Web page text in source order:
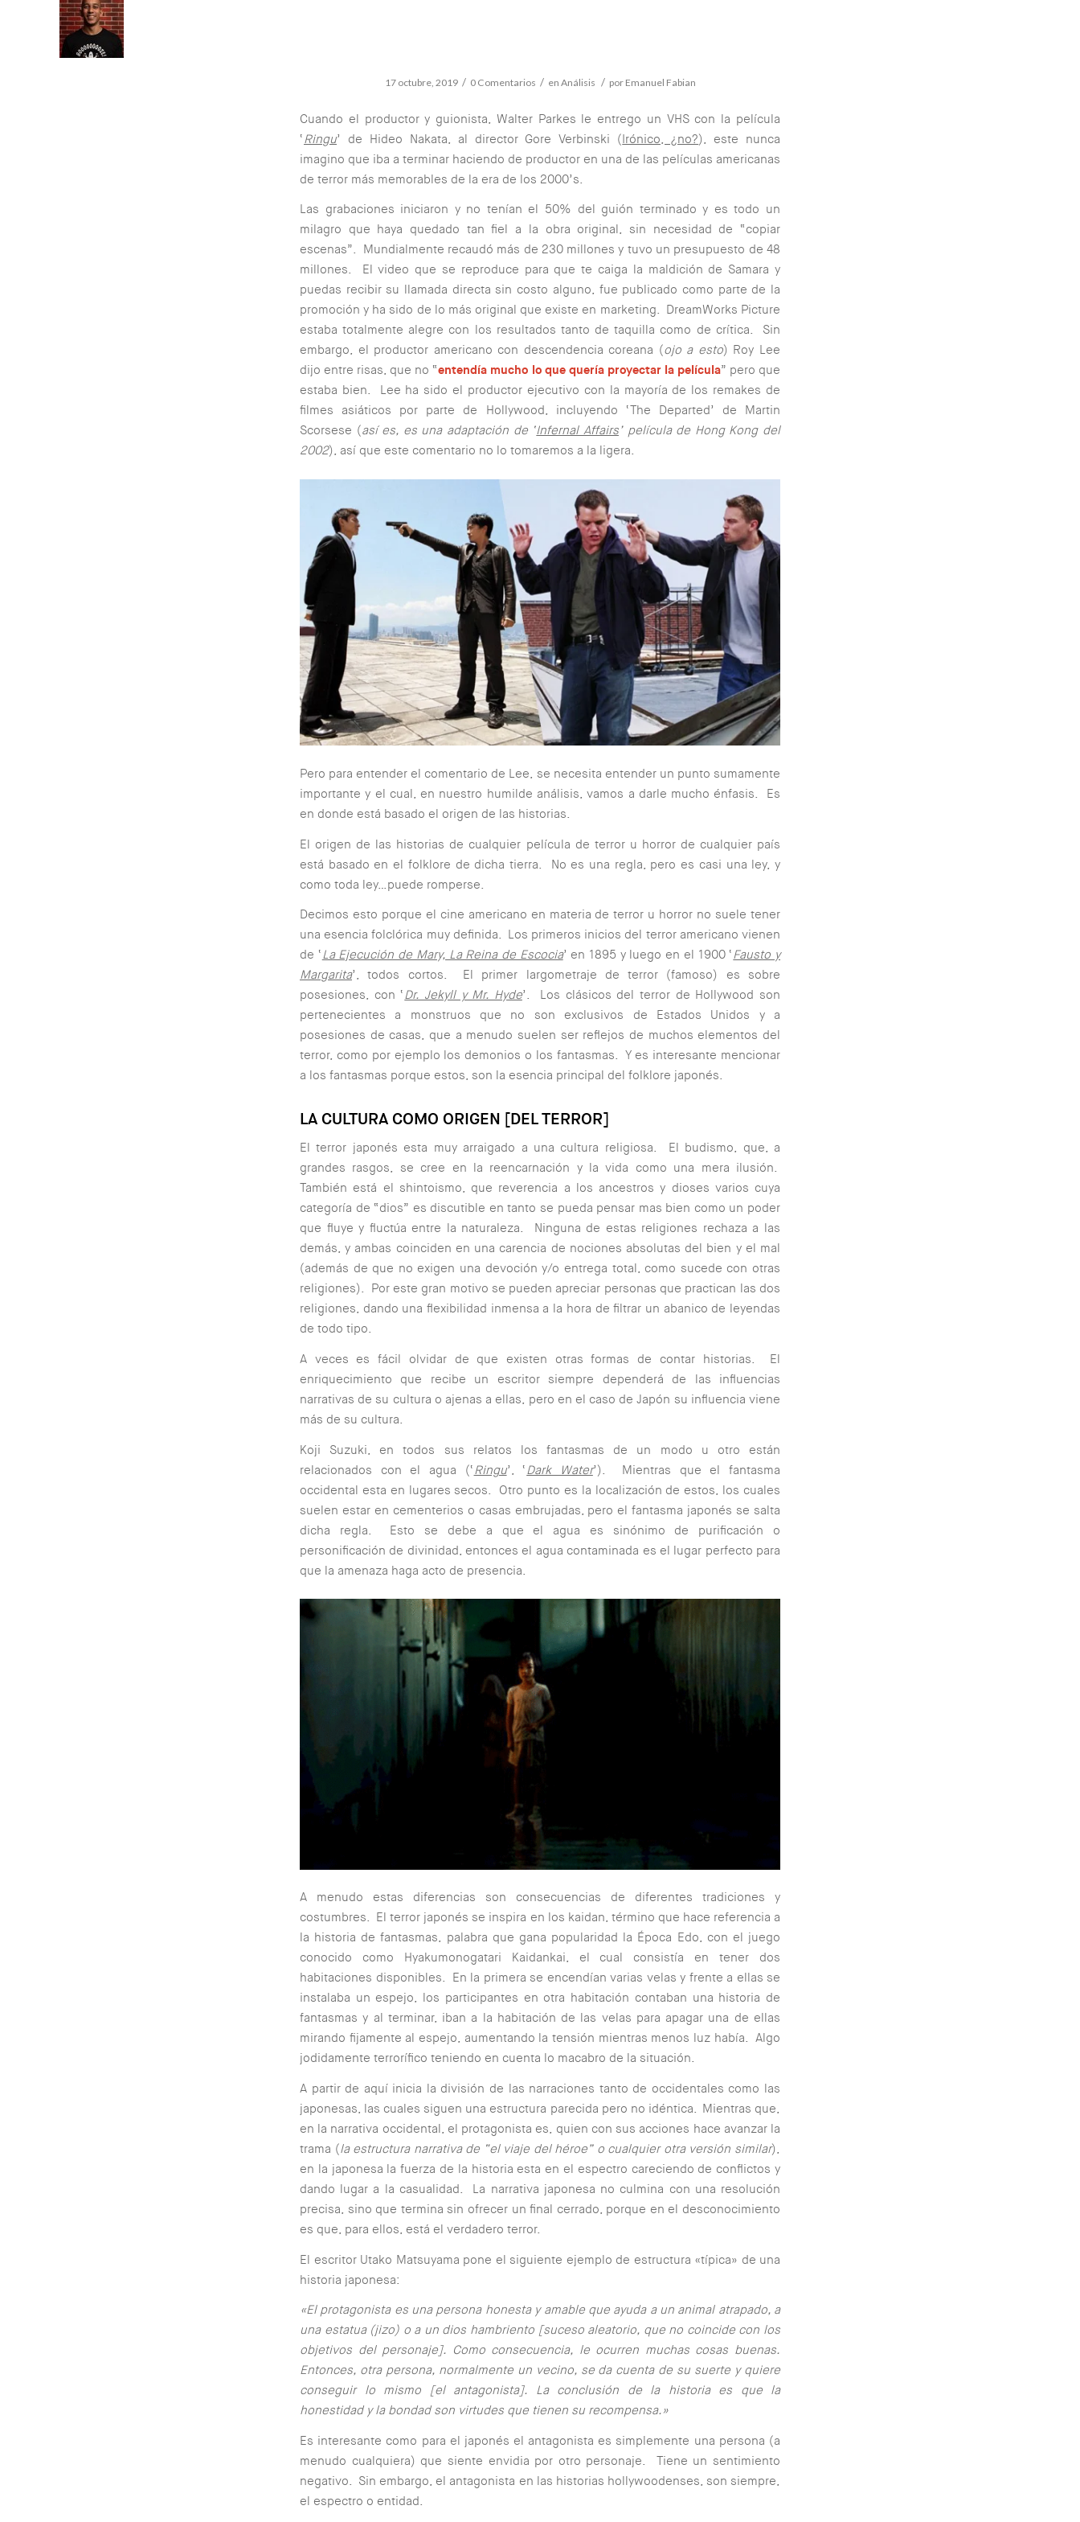
17 octubre, 2019 / 0 Comentarios / en Análisis / por Emanuel Fabian
Cuando el productor y guionista, Walter Parkes le entrego un VHS con la película
‘Ringu’ de Hideo Nakata, al director Gore Verbinski (Irónico, ¿no?), este nunca
imagino que iba a terminar haciendo de productor en una de las películas americanas
de terror más memorables de la era de los 2000’s.
Las grabaciones iniciaron y no tenían el 50% del guión terminado y es todo un
milagro que haya quedado tan fiel a la obra original, sin necesidad de “copiar
escenas”. Mundialmente recaudó más de 230 millones y tuvo un presupuesto de 48
millones. El video que se reproduce para que te caiga la maldición de Samara y
puedas recibir su llamada directa sin costo alguno, fue publicado como parte de la
promoción y ha sido de lo más original que existe en marketing. DreamWorks Picture
estaba totalmente alegre con los resultados tanto de taquilla como de crítica. Sin
embargo, el productor americano con descendencia coreana (ojo a esto) Roy Lee
dijo entre risas, que no “entendía mucho lo que quería proyectar la película” pero que
estaba bien. Lee ha sido el productor ejecutivo con la mayoría de los remakes de
filmes asiáticos por parte de Hollywood, incluyendo ‘The Departed’ de Martin
Scorsese (así es, es una adaptación de ‘Infernal Affairs’ película de Hong Kong del
2002), así que este comentario no lo tomaremos a la ligera.
Pero para entender el comentario de Lee, se necesita entender un punto sumamente
importante y el cual, en nuestro humilde análisis, vamos a darle mucho énfasis. Es
en donde está basado el origen de las historias.
El origen de las historias de cualquier película de terror u horror de cualquier país
está basado en el folklore de dicha tierra. No es una regla, pero es casi una ley, y
como toda ley…puede romperse.
Decimos esto porque el cine americano en materia de terror u horror no suele tener
una esencia folclórica muy definida. Los primeros inicios del terror americano vienen
de ‘La Ejecución de Mary, La Reina de Escocia’ en 1895 y luego en el 1900 ‘Fausto y
Margarita’, todos cortos. El primer largometraje de terror (famoso) es sobre
posesiones, con ‘Dr. Jekyll y Mr. Hyde’. Los clásicos del terror de Hollywood son
pertenecientes a monstruos que no son exclusivos de Estados Unidos y a
posesiones de casas, que a menudo suelen ser reflejos de muchos elementos del
terror, como por ejemplo los demonios o los fantasmas. Y es interesante mencionar
a los fantasmas porque estos, son la esencia principal del folklore japonés.
LA CULTURA COMO ORIGEN [DEL TERROR]
El terror japonés esta muy arraigado a una cultura religiosa. El budismo, que, a
grandes rasgos, se cree en la reencarnación y la vida como una mera ilusión.
También está el shintoismo, que reverencia a los ancestros y dioses varios cuya
categoría de “dios” es discutible en tanto se pueda pensar mas bien como un poder
que fluye y fluctúa entre la naturaleza. Ninguna de estas religiones rechaza a las
demás, y ambas coinciden en una carencia de nociones absolutas del bien y el mal
(además de que no exigen una devoción y/o entrega total, como sucede con otras
religiones). Por este gran motivo se pueden apreciar personas que practican las dos
religiones, dando una flexibilidad inmensa a la hora de filtrar un abanico de leyendas
de todo tipo.
A veces es fácil olvidar de que existen otras formas de contar historias. El
enriquecimiento que recibe un escritor siempre dependerá de las influencias
narrativas de su cultura o ajenas a ellas, pero en el caso de Japón su influencia viene
más de su cultura.
Koji Suzuki, en todos sus relatos los fantasmas de un modo u otro están
relacionados con el agua (‘Ringu’, ‘Dark Water’). Mientras que el fantasma
occidental esta en lugares secos. Otro punto es la localización de estos, los cuales
suelen estar en cementerios o casas embrujadas, pero el fantasma japonés se salta
dicha regla. Esto se debe a que el agua es sinónimo de purificación o
personificación de divinidad, entonces el agua contaminada es el lugar perfecto para
que la amenaza haga acto de presencia.
A menudo estas diferencias son consecuencias de diferentes tradiciones y
costumbres. El terror japonés se inspira en los kaidan, término que hace referencia a
la historia de fantasmas, palabra que gana popularidad la Época Edo, con el juego
conocido como Hyakumonogatari Kaidankai, el cual consistía en tener dos
habitaciones disponibles. En la primera se encendían varias velas y frente a ellas se
instalaba un espejo, los participantes en otra habitación contaban una historia de
fantasmas y al terminar, iban a la habitación de las velas para apagar una de ellas
mirando fijamente al espejo, aumentando la tensión mientras menos luz había. Algo
jodidamente terrorífico teniendo en cuenta lo macabro de la situación.
A partir de aquí inicia la división de las narraciones tanto de occidentales como las
japonesas, las cuales siguen una estructura parecida pero no idéntica. Mientras que,
en la narrativa occidental, el protagonista es, quien con sus acciones hace avanzar la
trama (la estructura narrativa de “el viaje del héroe” o cualquier otra versión similar),
en la japonesa la fuerza de la historia esta en el espectro careciendo de conflictos y
dando lugar a la casualidad. La narrativa japonesa no culmina con una resolución
precisa, sino que termina sin ofrecer un final cerrado, porque en el desconocimiento
es que, para ellos, está el verdadero terror.
El escritor Utako Matsuyama pone el siguiente ejemplo de estructura «típica» de una
historia japonesa:
«El protagonista es una persona honesta y amable que ayuda a un animal atrapado, a
una estatua (jizo) o a un dios hambriento [suceso aleatorio, que no coincide con los
objetivos del personaje]. Como consecuencia, le ocurren muchas cosas buenas.
Entonces, otra persona, normalmente un vecino, se da cuenta de su suerte y quiere
conseguir lo mismo [el antagonista]. La conclusión de la historia es que la
honestidad y la bondad son virtudes que tienen su recompensa.»
Es interesante como para el japonés el antagonista es simplemente una persona (a
menudo cualquiera) que siente envidia por otro personaje. Tiene un sentimiento
negativo. Sin embargo, el antagonista en las historias hollywoodenses, son siempre,
el espectro o entidad.